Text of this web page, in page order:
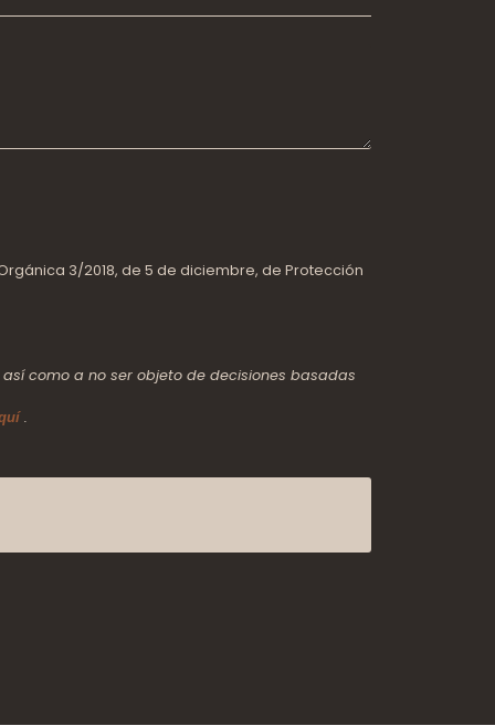
3/2018, de 5 de diciembre, de Protección
como a no ser objeto de decisiones basadas
.